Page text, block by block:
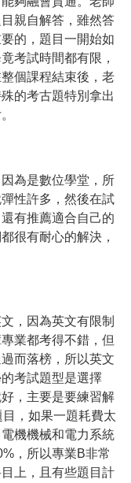
親自解答，雖然答
的，題目一開始如
考試時間都有限，
個課程結束後，老
的考古題特別拿出
為是數位學堂，所
性許多，然後在試
有推薦適合自己的
很有耐心的解決，
，因為英文有限制
業都考得不錯，但
而落榜，所以英文
考試題型是選擇
，主要是要練習解
，如果一題耗費太
機機械和電力系統
，所以專業B非常
上，且有些題目計